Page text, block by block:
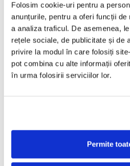
Folosim cookie-uri pentru a
anunțurile, pentru a oferi funcții
a analiza traficul. De asemenea,
rețele sociale, de publicitate și de
privire la modul în care folosiți
pot combina cu alte informații
în urma folosirii serviciilor lor.
Permite
R.E.M. - Monster , (CD)
29,99 Lei
ADAUGA IN COS